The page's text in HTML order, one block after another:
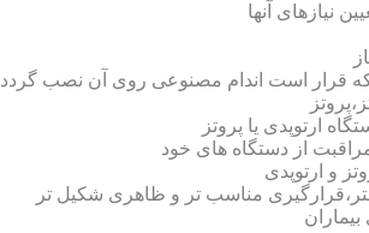
نیازهای آنها
که قرار است اندام مصنوعی روی آن نصب گردد
ارتوپدی یا پروتز
از دستگاه های خود
و ارتوپدی
مناسب تر و ظاهری شکیل تر